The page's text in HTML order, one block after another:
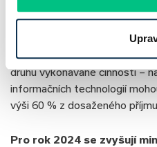
z dosažených příjmů (pozn.
uplatňujících ve svém
procentem z příjmu).
druhu vykonávané činnosti –
informačních technologií
výši 60 % z dosaženého
Pro rok 2024 se zvyšují